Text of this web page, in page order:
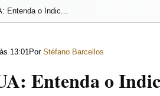
Entenda o Indic...
13:01Por Stéfano Barcellos
Entenda o